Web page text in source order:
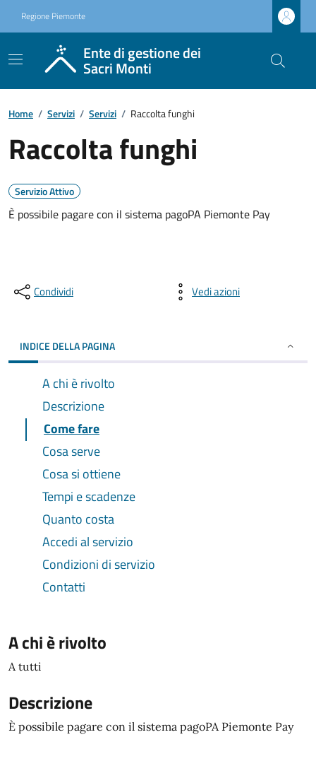
Regione Piemonte
Ente di gestione dei
Sacri Monti
Home / Servizi / Servizi / Raccolta funghi
Raccolta funghi
Servizio Attivo
È possibile pagare con il sistema pagoPA Piemonte Pay
Condividi Vedi azioni
INDICE DELLA PAGINA
A chi è rivolto
Descrizione
Come fare
Cosa serve
Cosa si ottiene
Tempi e scadenze
Quanto costa
Accedi al servizio
Condizioni di servizio
Contatti
A chi è rivolto
A tutti
Descrizione
È possibile pagare con il sistema pagoPA Piemonte Pay